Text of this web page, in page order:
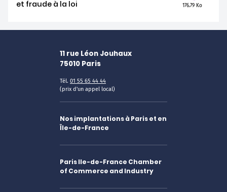
et fraude à la loi
176.79 Ko
11 rue Léon Jouhaux
75010 Paris
Tél. 01 55 65 44 44
(prix d'un appel local)
Nos implantations à Paris et en
Île-de-France
Paris Ile-de-France Chamber
of Commerce and Industry